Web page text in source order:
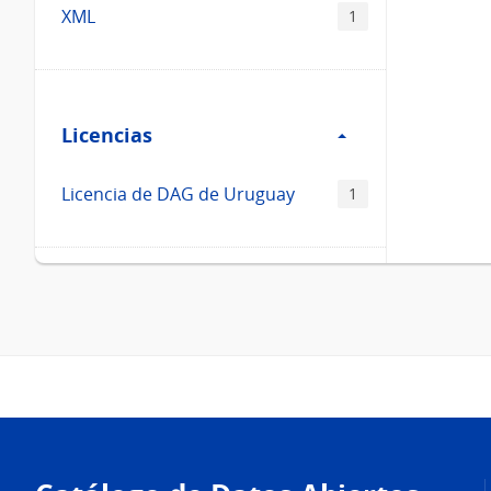
XML 1
Licencias
Licencias
Licencia de DAG de Uruguay 1